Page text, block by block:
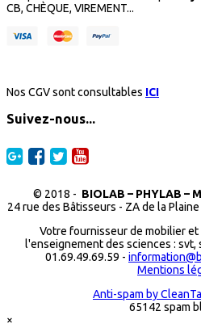
CB, CHÈQUE, VIREMENT...
Nos CGV sont consultables ICI
Suivez-nous...
© 2018 - BIOLAB – PHYLAB –
24 rue des Bâtisseurs - ZA de la
Votre fournisseur de mobilier
l'enseignement des sciences : svt,
01.69.49.69.59 -
Mentions
Anti-spam by
65142 spam
×